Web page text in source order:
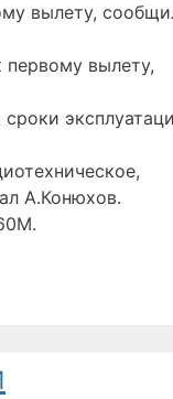
вылету,
вылету,
А.Конюхов.